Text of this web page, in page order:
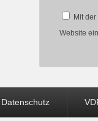
Mit
Website
Datenschutz